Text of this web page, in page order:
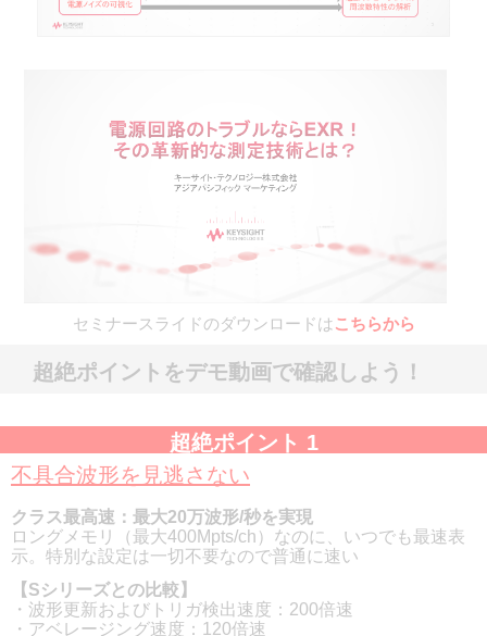
セミナースライドのダウンロードはこちらから
超絶ポイントをデモ動画で確認しよう！
超絶ポイント 1
不具合波形を見逃さない
クラス最高速：最大20万波形/秒を実現
ロングメモリ（最大400Mpts/ch）なのに、いつでも最速表
示。特別な設定は一切不要なので普通に速い
【Sシリーズとの比較】
・波形更新およびトリガ検出速度：200倍速
・アベレージング速度：120倍速